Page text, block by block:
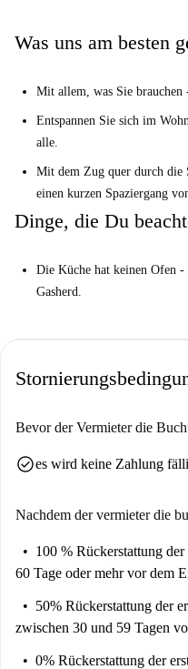
entfernt. Darüber hinaus
ermöglichen es Ihnen, den
genießen.
Was uns am besten
Mit allem, was Sie brauchen
Entspannen Sie sich im
alle.
Mit dem Zug quer durch die
einen kurzen Spaziergang
Dinge, die Du
Die Küche hat keinen Ofen
Gasherd.
Bevor der Vermieter die
check_circlees wird keine Zahlung
Nachdem der vermieter die
100 % Rückerstattung
60 Tage oder mehr vor dem
50% Rückerstattung der
zwischen 30 und 59 Tagen
0% Rückerstattung der